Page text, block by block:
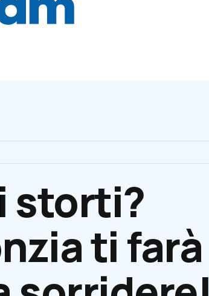
storti?
ti farà